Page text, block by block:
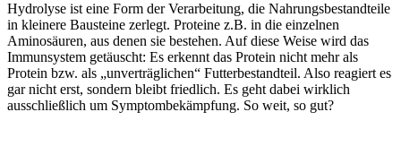
Hydrolyse ist eine Form der Verarbeitung, die Nahrungsbestandteile
in kleinere Bausteine zerlegt. Proteine z.B. in die einzelnen
Aminosäuren, aus denen sie bestehen. Auf diese Weise wird das
Immunsystem getäuscht: Es erkennt das Protein nicht mehr als
Protein bzw. als „unverträglichen“ Futterbestandteil. Also reagiert es
gar nicht erst, sondern bleibt friedlich. Es geht dabei wirklich
ausschließlich um Symptombekämpfung. So weit, so gut?